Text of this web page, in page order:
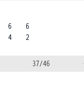
6
4
6
2
37/46